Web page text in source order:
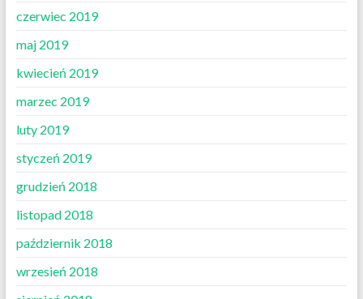
czerwiec 2019
maj 2019
kwiecień 2019
marzec 2019
luty 2019
styczeń 2019
grudzień 2018
listopad 2018
październik 2018
wrzesień 2018